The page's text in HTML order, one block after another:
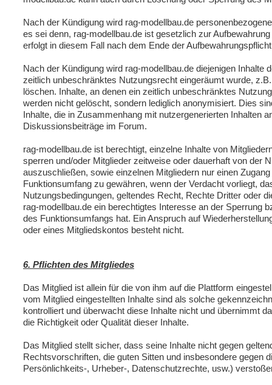
Nach der Kündigung wird rag-modellbau.de
es sei denn, rag-modellbau.de ist gesetzlich zur
erfolgt in diesem Fall nach dem Ende der
Nach der Kündigung wird rag-modellbau.de diejenigen Inhalte
zeitlich unbeschränktes Nutzungsrecht eingeräumt wurde,
löschen. Inhalte, an denen ein zeitlich unbeschränktes
werden nicht gelöscht, sondern lediglich anonymisiert. Dies
Inhalte, die in Zusammenhang mit nutzergenerierten Inhalten
Diskussionsbeiträge im Forum.
rag-modellbau.de ist berechtigt, einzelne Inhalte von
sperren und/oder Mitglieder zeitweise oder dauerhaft von der
auszuschließen, sowie einzelnen Mitgliedern nur einen
Funktionsumfang zu gewähren, wenn der Verdacht vorliegt,
Nutzungsbedingungen, geltendes Recht, Rechte Dritter oder
rag-modellbau.de ein berechtigtes Interesse an der Sperrung
des Funktionsumfangs hat. Ein Anspruch auf
oder eines Mitgliedskontos besteht nicht.
6. Pflichten des Mitgliedes
Das Mitglied ist allein für die von ihm auf die Plattform
vom Mitglied eingestellten Inhalte sind als solche
kontrolliert und überwacht diese Inhalte nicht und übernimmt
die Richtigkeit oder Qualität dieser Inhalte.
Das Mitglied stellt sicher, dass seine Inhalte nicht gegen
Rechtsvorschriften, die guten Sitten und insbesondere gegen
Persönlichkeits-, Urheber-, Datenschutzrechte, usw.)